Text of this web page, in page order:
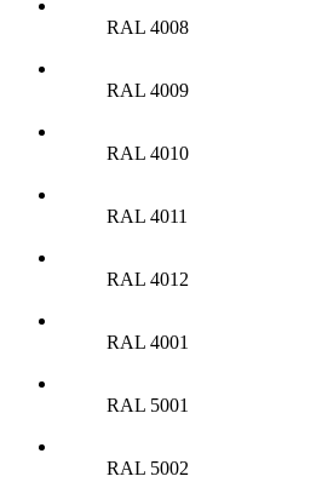
RAL 4008
RAL 4009
RAL 4010
RAL 4011
RAL 4012
RAL 4001
RAL 5001
RAL 5002